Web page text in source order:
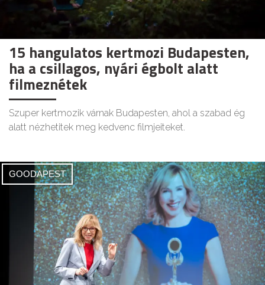
15 hangulatos kertmozi Budapesten,
ha a csillagos, nyári égbolt alatt
filmeznétek
Szuper kertmozik várnak Budapesten, ahol a szabad ég
alatt nézhetitek meg kedvenc filmjeiteket.
GOODAPEST